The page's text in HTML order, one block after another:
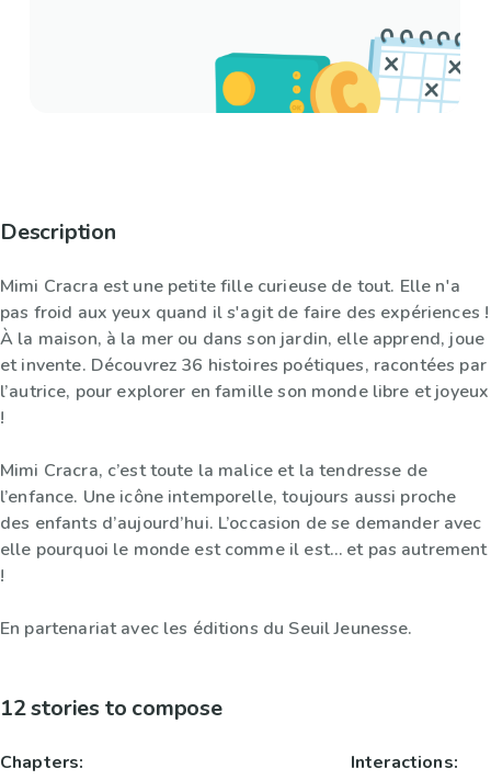
Description
Mimi Cracra est une petite fille curieuse de tout. Elle n'a
pas froid aux yeux quand il s'agit de faire des expériences !
À la maison, à la mer ou dans son jardin, elle apprend, joue
et invente. Découvrez 36 histoires poétiques, racontées par
l’autrice, pour explorer en famille son monde libre et joyeux
!
Mimi Cracra, c’est toute la malice et la tendresse de
l’enfance. Une icône intemporelle, toujours aussi proche
des enfants d’aujourd’hui. L’occasion de se demander avec
elle pourquoi le monde est comme il est… et pas autrement
!
En partenariat avec les éditions du Seuil Jeunesse.
12 stories to compose
Chapters:
Interactions: